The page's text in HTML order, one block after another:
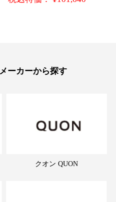
メーカーから探す
クオン QUON